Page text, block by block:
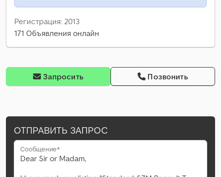
Регистрация: 2013
171 Объявления онлайн
Запросить Позвонить
ОТПРАВИТЬ ЗАПРОС
Сообщение*